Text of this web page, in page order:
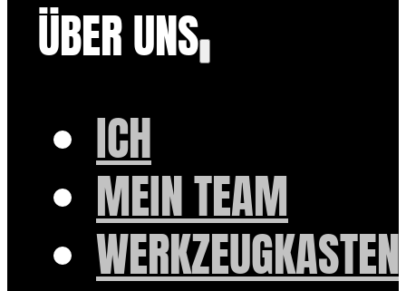
ÜBER UNS
ICH
MEIN TEAM
WERKZEUGKASTEN